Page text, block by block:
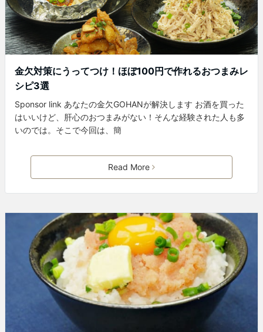
金欠対策にうってつけ！ほぼ100円で作れるおつまみレ
シピ3選
Sponsor link あなたの金欠GOHANが解決します お酒を買った
はいいけど、肝心のおつまみがない！そんな経験された人も多
いのでは。そこで今回は、簡
Read More